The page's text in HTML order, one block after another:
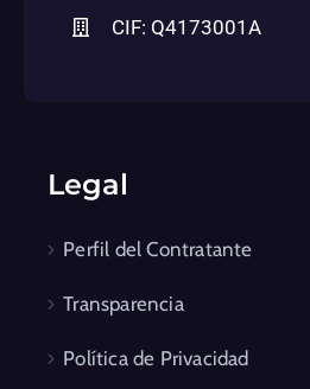
CIF: Q4173001A
Legal
Perfil del Contratante
Transparencia
Política de Privacidad